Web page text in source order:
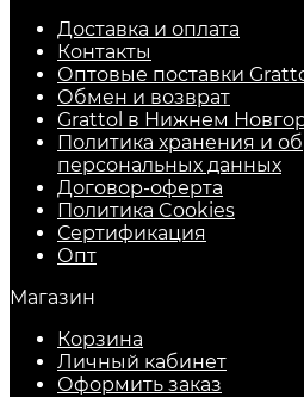
Доставка и оплата
Контакты
Оптовые поставки
Обмен и возврат
Grattol в Нижнем
Политика хранения и
персональных данных
Договор-оферта
Политика Cookies
Сертификация
Опт
Магазин
Корзина
Личный кабинет
Оформить заказ